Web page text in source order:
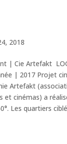
2018
| Cie Artefakt
| 2017 Projet
Artefakt
et cinémas) a
Les quartiers